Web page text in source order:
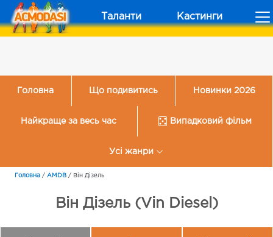
Таланти Кастинги
Головна Що подивитись Новинки 2026
Найкраще за весь час Випадковий фільм
Усі жанри
Головна / AMDB / Він Дізель
Він Дізель (Vin Diesel)